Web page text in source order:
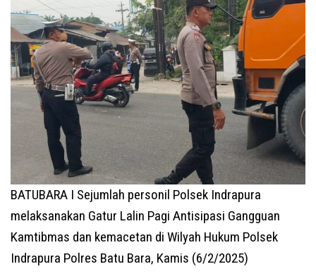
BATUBARA I Sejumlah personil Polsek Indrapura
melaksanakan Gatur Lalin Pagi Antisipasi Gangguan
Kamtibmas dan kemacetan di Wilyah Hukum Polsek
Indrapura Polres Batu Bara, Kamis (6/2/2025)